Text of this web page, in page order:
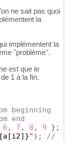
ne sait pas quoi
la
implémentent la
"problème".
est que le
1 à la fin.
beginning
end
6 , 7 , 8 , 9 } ;
a [i2] }" ) ; //